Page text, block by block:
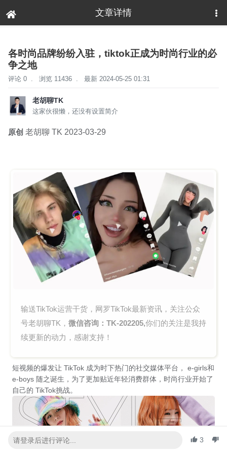
文章详情
下拉刷新
各时尚品牌纷纷入驻，tiktok正成为时尚行业的必
争之地
评论 0 . 浏览 11436 . 最新 2024-05-25 01:31
老胡聊TK
这家伙很懒，还没有设置简介
原创 老胡聊 TK 2023-03-29
输送TikTok运营干货，网罗TikTok最新资讯，关注公众
号老胡聊TK， 微信咨询：TK-202205,你们的关注是我持
续更新的动力，感谢支持！
短视频的爆发让 TikTok 成为时下热门的社交媒体平台， e-girls和
e-boys 随之诞生，为了更加贴近年轻消费群体，时尚行业开始了
自己的 TikTok挑战。
3